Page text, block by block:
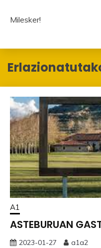
Milesker!
A1
ASTEBURUAN
2023-01-27 a1a2